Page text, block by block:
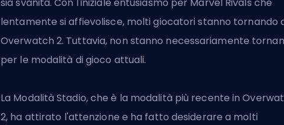
sia svanita. Con l'iniziale entusiasmo per Marvel Rivals che
lentamente si affievolisce, molti giocatori stanno tornando
Overwatch 2. Tuttavia, non stanno necessariamente
per le modalità di gioco attuali.
La Modalità Stadio, che è la modalità più recente in
2, ha attirato l'attenzione e ha fatto desiderare a molti